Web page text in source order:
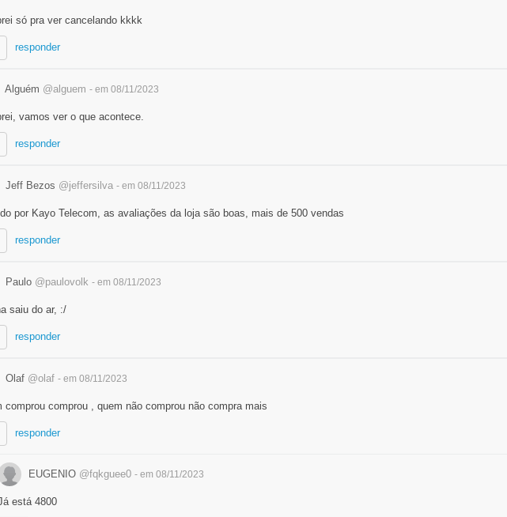
só pra ver cancelando kkkk
responder
Alguém @alguem - em 08/11/2023
vamos ver o que acontece.
responder
Jeff Bezos @jeffersilva - em 08/11/2023
por Kayo Telecom, as avaliações da loja são boas, mais de 500 vendas
responder
Paulo @paulovolk - em 08/11/2023
saiu do ar, :/
responder
Olaf @olaf - em 08/11/2023
comprou comprou , quem não comprou não compra mais
responder
EUGENIO @fqkguee0 - em 08/11/2023
está 4800